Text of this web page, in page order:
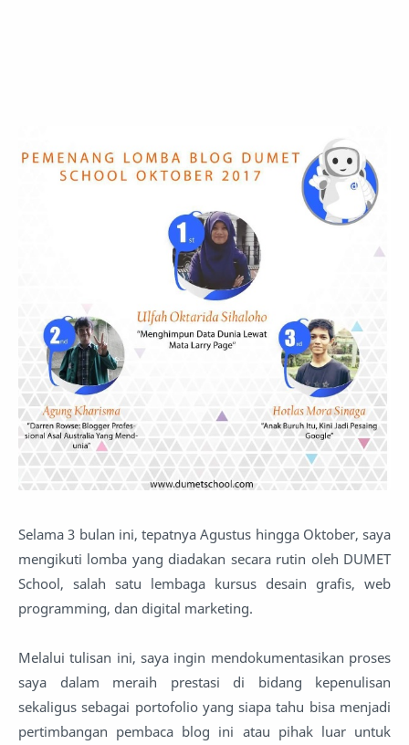
Selama 3 bulan ini, tepatnya Agustus hingga Oktober, saya
mengikuti lomba yang diadakan secara rutin oleh DUMET
School, salah satu lembaga kursus desain grafis, web
programming, dan digital marketing.
Melalui tulisan ini, saya ingin mendokumentasikan proses
saya dalam meraih prestasi di bidang kepenulisan
sekaligus sebagai portofolio yang siapa tahu bisa menjadi
pertimbangan pembaca blog ini atau pihak luar untuk